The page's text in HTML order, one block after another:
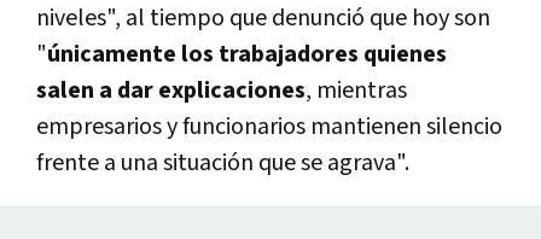
niveles", al tiempo que denunció que hoy son
"únicamente los trabajadores quienes
salen a dar explicaciones, mientras
empresarios y funcionarios mantienen silencio
frente a una situación que se agrava".